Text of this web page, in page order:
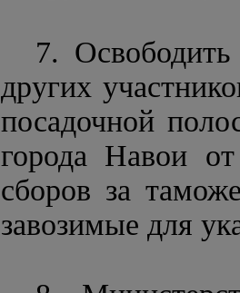
7.
других
посадочной
города Навои
сборов за
завозимые для